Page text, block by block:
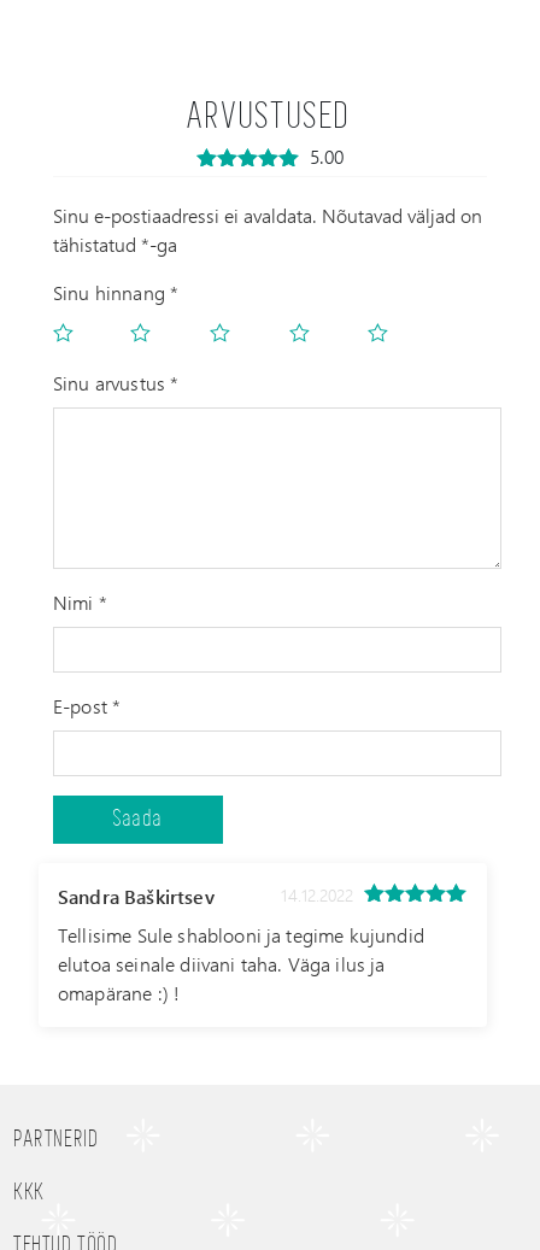
ARVUSTUSED
5.00
Sinu e-postiaadressi ei avaldata. Nõutavad väljad on
tähistatud *-ga
Sinu hinnang*
Sinu arvustus*
Nimi *
E-post*
Sandra Baškirtsev 14.12.2022
Tellisime Sule shablooni ja tegime kujundid
elutoa seinale diivani taha. Väga ilus ja
omapärane :) !
PARTNERID
KKK